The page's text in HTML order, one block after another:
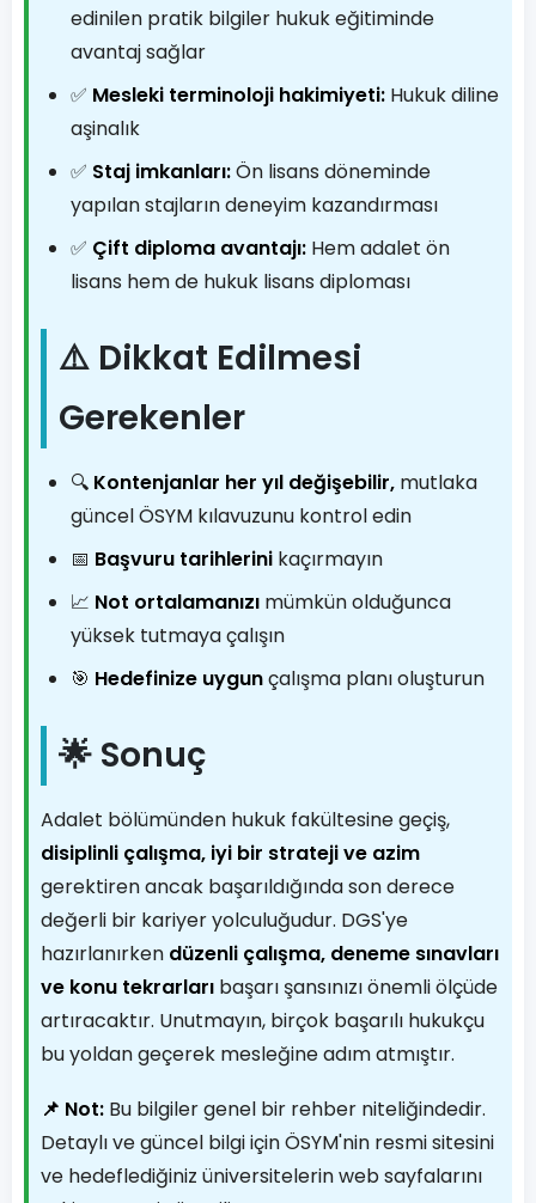
edinilen pratik bilgiler hukuk eğitiminde
avantaj sağlar
✅ Mesleki terminoloji hakimiyeti: Hukuk diline
aşinalık
✅ Staj imkanları:Ön lisans döneminde
yapılan stajların deneyim kazandırması
✅ Çift diploma avantajı: Hem adalet ön
lisans hem de hukuk lisans diploması
⚠️ Dikkat Edilmesi
Gerekenler
🔍 Kontenjanlar her yıl değişebilir, mutlaka
güncel ÖSYM kılavuzunu kontrol edin
📅 Başvuru tarihlerini kaçırmayın
📈 Not ortalamanızı mümkün olduğunca
yüksek tutmaya çalışın
🎯 Hedefinize uygunçalışma planı oluşturun
🌟 Sonuç
Adalet bölümünden hukuk fakültesine geçiş,
disiplinli çalışma, iyi bir strateji ve azim
gerektiren ancak başarıldığında son derece
değerli bir kariyer yolculuğudur. DGS'ye
hazırlanırken düzenli çalışma, deneme sınavları
ve konu tekrarları başarı şansınızı önemli ölçüde
artıracaktır. Unutmayın, birçok başarılı hukukçu
bu yoldan geçerek mesleğine adım atmıştır.
📌 Not: Bu bilgiler genel bir rehber niteliğindedir.
Detaylı ve güncel bilgi için ÖSYM'nin resmi sitesini
ve hedeflediğiniz üniversitelerin web sayfalarını